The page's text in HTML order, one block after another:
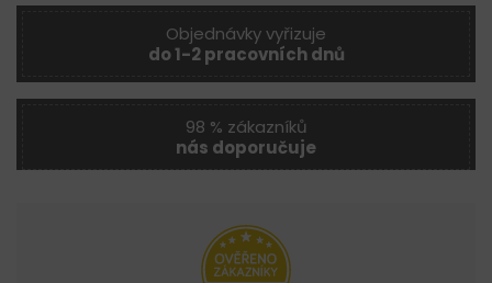
Objednávky vyřizuje
do 1-2 pracovních dnů
98 % zákazníků
nás doporučuje